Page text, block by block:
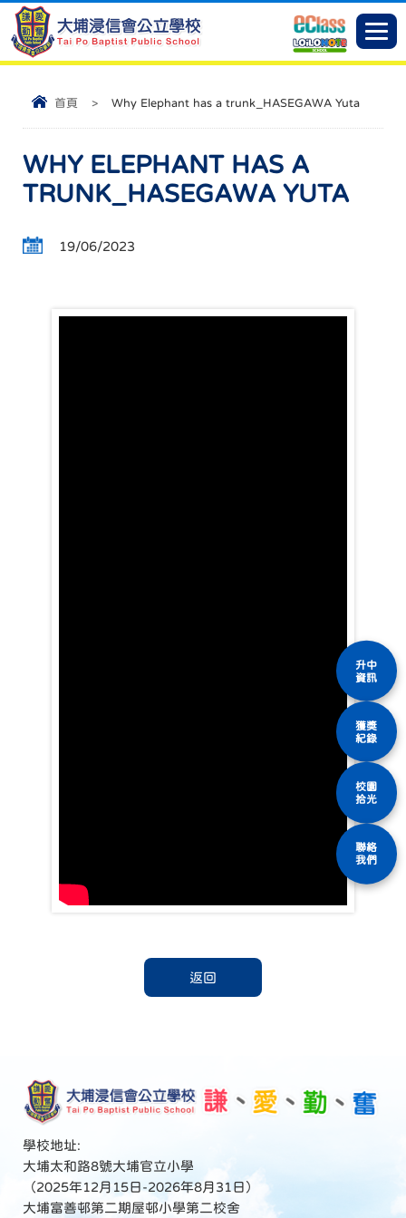
首頁 > Why Elephant has a trunk_HASEGAWA Yuta
WHY ELEPHANT HAS A
TRUNK_HASEGAWA YUTA
19/06/2023
返回
學校地址:
大埔太和路8號大埔官立小學
（2025年12月15日-2026年8月31日）
大埔富善邨第二期屋邨小學第二校舍
升中
資訊
獲獎
紀錄
校園
拾光
聯絡
我們